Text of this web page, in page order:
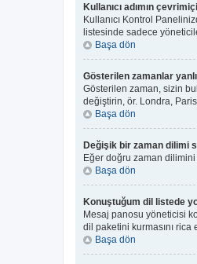
Kullanıcı adımın
Kullanıcı Kontrol
listesinde sadece
Başa dön
Gösterilen zamanlar
Gösterilen zaman, sizin
değiştirin, ör. Londra,
Başa dön
Değişik bir zaman dilimi
Eğer doğru zaman
Başa dön
Konuştuğum dil listede
Mesaj panosu yöneticisi
dil paketini kurmasını
Başa dön